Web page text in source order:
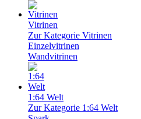
Vitrinen
Zur Kategorie Vitrinen
Einzelvitrinen
Wandvitrinen
1:64 Welt
Zur Kategorie 1:64 Welt